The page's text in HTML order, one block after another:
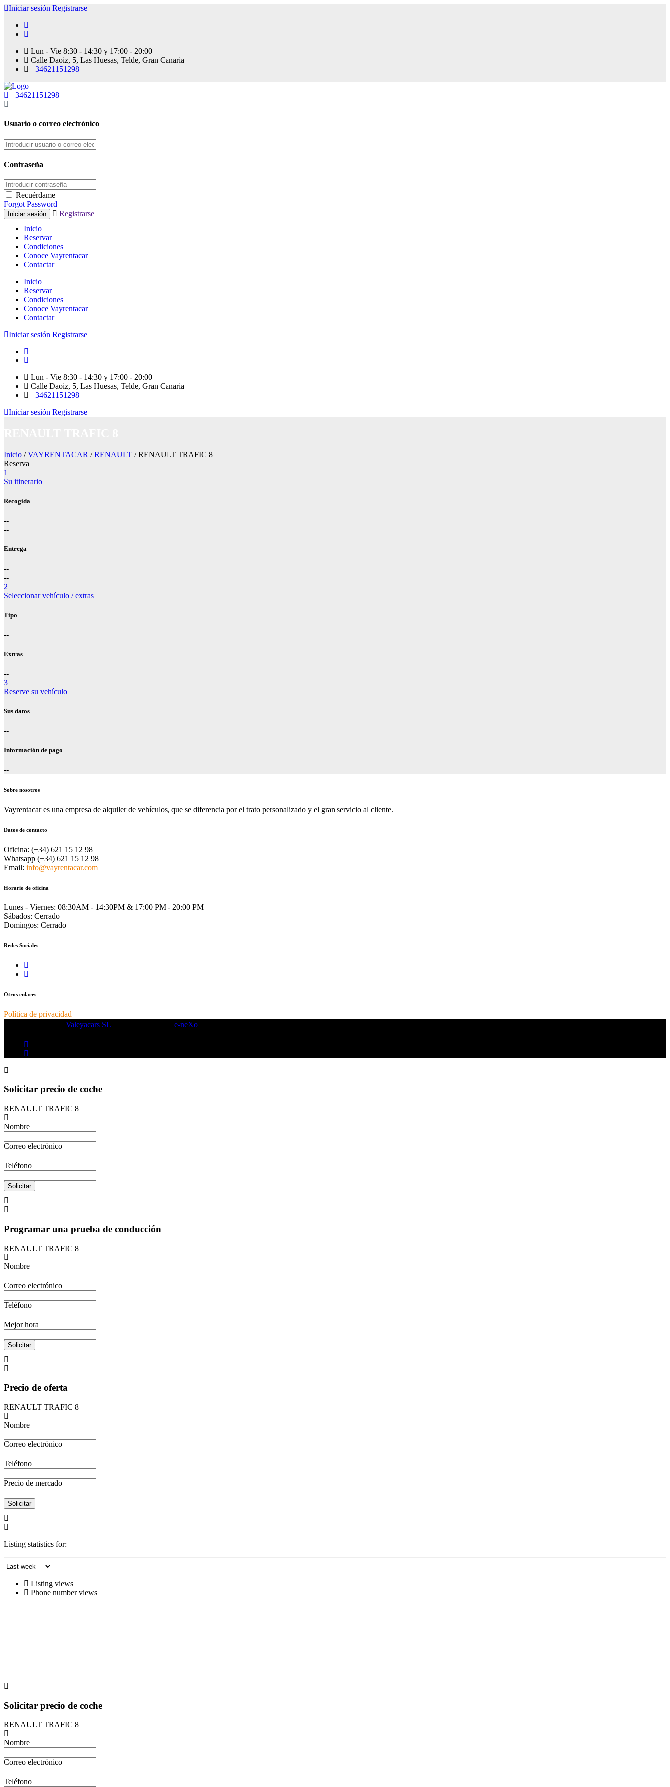
Iniciar sesión Registrarse
Lun - Vie 8:30 - 14:30 y 17:00 - 20:00
Calle Daoiz, 5, Las Huesas, Telde, Gran Canaria
+34621151298
+34621151298
Usuario o correo electrónico
Contraseña
Recuérdame
Forgot Password
Registrarse
Inicio
Reservar
Condiciones
Conoce Vayrentacar
Contactar
Inicio
Reservar
Condiciones
Conoce Vayrentacar
Contactar
Iniciar sesión Registrarse
Lun - Vie 8:30 - 14:30 y 17:00 - 20:00
Calle Daoiz, 5, Las Huesas, Telde, Gran Canaria
+34621151298
Iniciar sesión Registrarse
Inicio /VAYRENTACAR /RENAULT / RENAULT TRAFIC 8
Reserva
1
Su itinerario
Recogida
--
--
Entrega
--
--
2
Seleccionar vehículo / extras
Tipo
--
Extras
--
3
Reserve su vehículo
Sus datos
--
Información de pago
--
Sobre nosotros
Vayrentacar es una empresa de alquiler de vehículos, que se diferencia por el trato personalizado y el gran servicio al cliente.
Datos de contacto
Oficina: (+34) 621 15 12 98
Whatsapp (+34) 621 15 12 98
Email: info@vayrentacar.com
Horario de oficina
Lunes - Viernes: 08:30AM - 14:30PM & 17:00 PM - 20:00 PM
Sábados: Cerrado
Domingos: Cerrado
Redes Sociales
Otros enlaces
Política de privacidad
Valeyacars SL e-neXo
Solicitar precio de coche
RENAULT TRAFIC 8
Nombre
Correo electrónico
Teléfono
Solicitar
Programar una prueba de conducción
RENAULT TRAFIC 8
Nombre
Correo electrónico
Teléfono
Mejor hora
Solicitar
Precio de oferta
RENAULT TRAFIC 8
Nombre
Correo electrónico
Teléfono
Precio de mercado
Solicitar
Listing statistics for:
Listing views
Phone number views
Solicitar precio de coche
RENAULT TRAFIC 8
Nombre
Correo electrónico
Teléfono